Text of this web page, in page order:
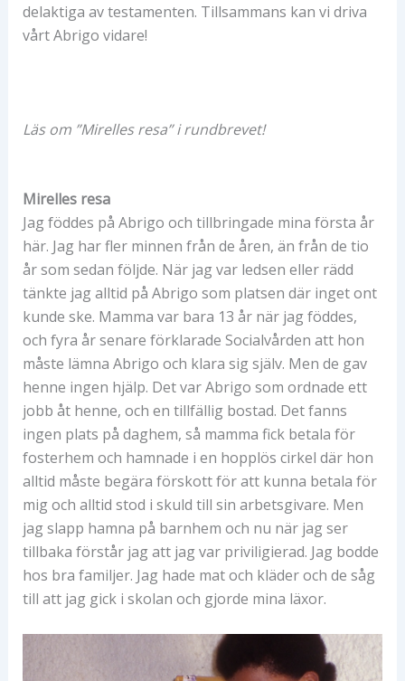
delaktiga av testamenten. Tillsammans kan vi driva
vårt Abrigo vidare!
Läs om ”Mirelles resa” i rundbrevet!
Mirelles resa
Jag föddes på Abrigo och tillbringade mina första år
här. Jag har fler minnen från de åren, än från de tio
år som sedan följde. När jag var ledsen eller rädd
tänkte jag alltid på Abrigo som platsen där inget ont
kunde ske. Mamma var bara 13 år när jag föddes,
och fyra år senare förklarade Socialvården att hon
måste lämna Abrigo och klara sig själv. Men de gav
henne ingen hjälp. Det var Abrigo som ordnade ett
jobb åt henne, och en tillfällig bostad. Det fanns
ingen plats på daghem, så mamma fick betala för
fosterhem och hamnade i en hopplös cirkel där hon
alltid måste begära förskott för att kunna betala för
mig och alltid stod i skuld till sin arbetsgivare. Men
jag slapp hamna på barnhem och nu när jag ser
tillbaka förstår jag att jag var priviligierad. Jag bodde
hos bra familjer. Jag hade mat och kläder och de såg
till att jag gick i skolan och gjorde mina läxor.